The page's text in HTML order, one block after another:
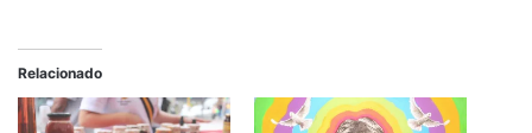
Relacionado